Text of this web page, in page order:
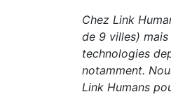
Chez Link
de 9 villes)
technologies
notamment.
Link Humans